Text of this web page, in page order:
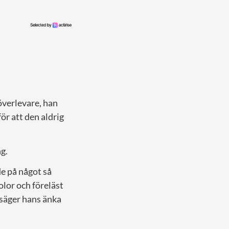
han
att den aldrig
på något så
och föreläst
hans änka